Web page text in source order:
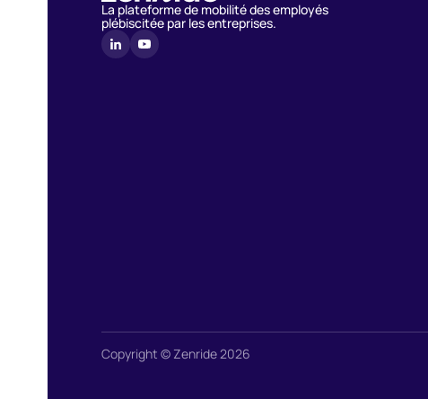
La plateforme de mobilité des employés
plébiscitée par les entreprises.
Copyright © Zenride 2026